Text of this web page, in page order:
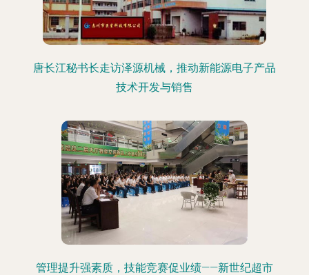
唐长江秘书长走访泽源机械，推动新能源电子产品
技术开发与销售
管理提升强素质，技能竞赛促业绩——新世纪超市